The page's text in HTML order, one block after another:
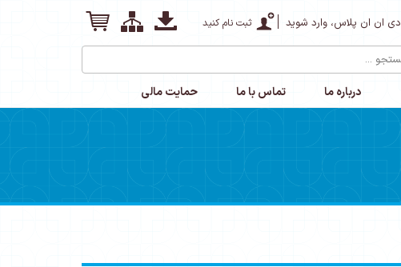
دی ان ان پلاس، وارد شوید ثبت نام کنید
درباره ما تماس با ما حمایت مالی